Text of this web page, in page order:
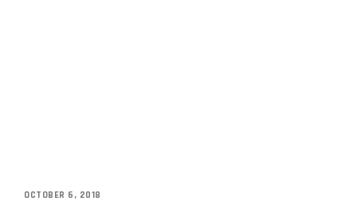
OCTOBER 6, 2018